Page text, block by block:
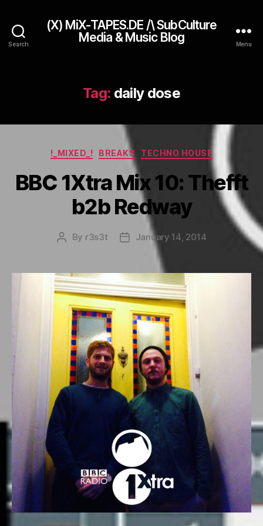
Search
(X) MiX-TAPES.DE /\ SubCulture
Media & Music Blog
Menu
Tag: daily dose
Categories
!_MIXED_! BREAKS TECHNO HOUSE
BBC 1Xtra Mix 10: Thefft
b2b Redway
Post
By r3s3t
PostJanuary 14, 2014